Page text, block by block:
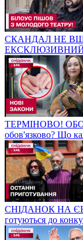
СКАНДАЛ НЕ
ЕКСКЛЮЗИВНИЙ
ТЕРМІНОВО!
обов'язково? Що
СНІДАНОК НА
готуються до